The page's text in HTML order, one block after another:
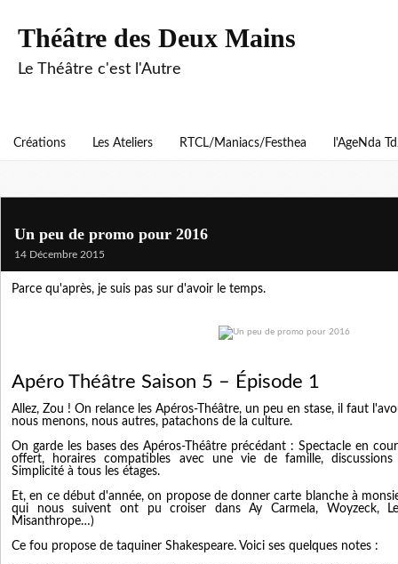
Théâtre des Deux Mains
Le Théâtre c'est l'Autre
Créations Les Ateliers RTCL/Maniacs/Festhea l'AgeNda
Un peu de promo pour 2016
14 Décembre 2015
Parce qu'après, je suis pas sur d'avoir le temps.
Apéro Théâtre Saison 5 – Épisode 1
Allez, Zou ! On relance les Apéros-Théâtre, un peu en stase, il faut
nous menons, nous autres, patachons de la culture.
On garde les bases des Apéros-Théâtre précédant : Spectacle en
offert, horaires compatibles avec une vie de famille,
Simplicité à tous les étages.
Et, en ce début d'année, on propose de donner carte blanche à
qui nous suivent ont pu croiser dans Ay Carmela, Woyzeck,
Misanthrope…)
Ce fou propose de taquiner Shakespeare. Voici ses quelques notes :